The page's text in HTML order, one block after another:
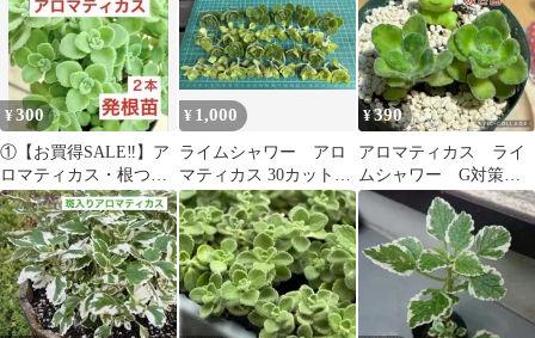
¥300
①【お買得SALE‼️】ア
ロマティカス・根つき
抜き苗・２本
¥ 1,000
ライムシャワー アロ
マティカス 30カット
（当日カットします）
¥390
アロマティカス ライ
ムシャワー G対策に‼️
抜き苗 根付き 2本
かえるさん